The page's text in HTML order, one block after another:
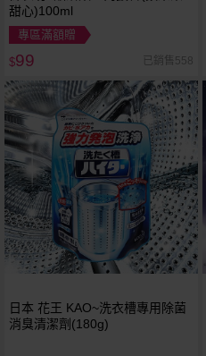
甜心)100ml
專區滿額贈
$99 已銷售558
日本 花王 KAO~洗衣槽專用除菌
消臭清潔劑(180g)